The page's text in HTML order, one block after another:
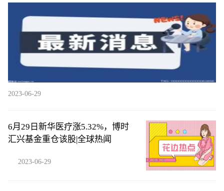
争
2023-06-29
6月29日新华医疗涨5.32%，博时
汇兴基金重仓该股|全球热闻
2023-06-29